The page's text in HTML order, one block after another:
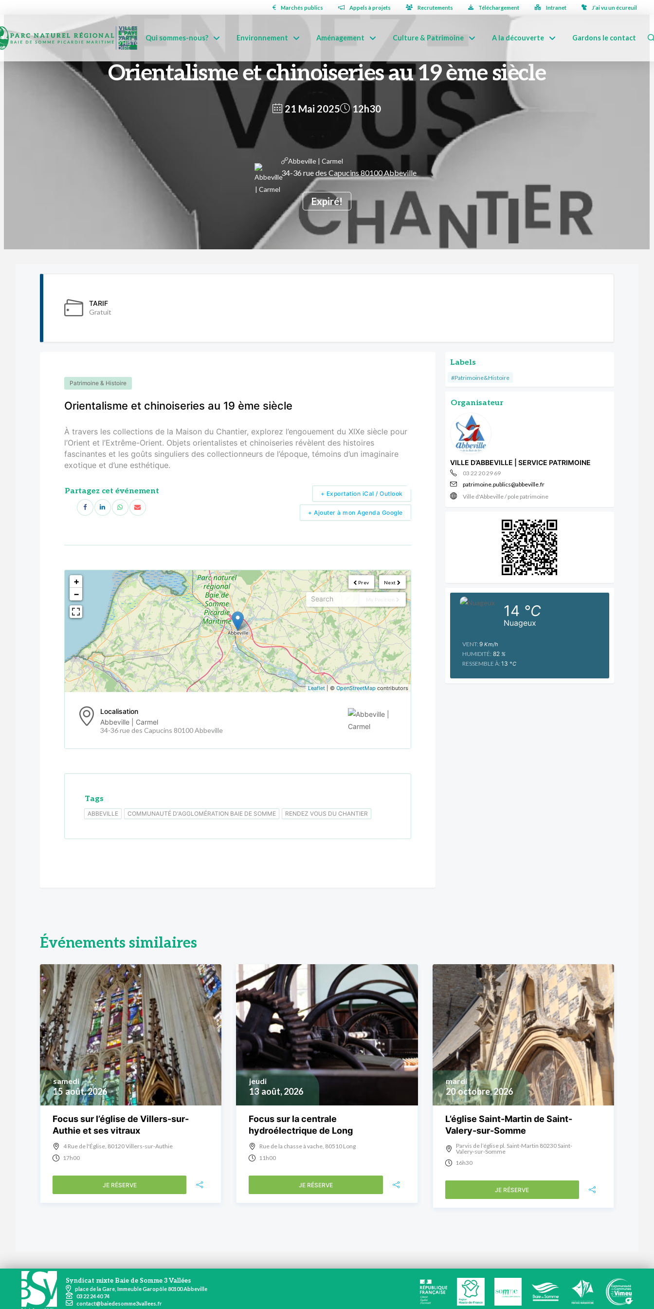
Marchés publics Appels à projets Recrutements Téléchargement Intranet J’ai vu un écureuil
Qui sommes-nous? Environnement Aménagement Culture & Patrimoine A la découverte Gardons le contact
Orientalisme et chinoiseries au 19 ème siècle
21 Mai 2025
Expiré!
12h30
Abbeville | Carmel
34-36 rue des Capucins 80100 Abbeville
TARIF
Gratuit
Patrimoine & Histoire
Orientalisme et chinoiseries au 19 ème siècle
À travers les collections de la Maison du Chantier, explorez l’engouement du XIXe siècle pour
l’Orient et l’Extrême-Orient. Objets orientalistes et chinoiseries révèlent des histoires
fascinantes et les goûts singuliers des collectionneurs de l’époque, témoins d’un imaginaire
exotique et d’une esthétique.
Partagez cet événement
+ Ajouter à mon Agenda Google
+ Exportation iCal / Outlook
Next
Prev
My Position
<!---->
+
−
Leaflet| © OpenStreetMapcontributors
Localisation
Abbeville | Carmel
34-36 rue des Capucins 80100 Abbeville
Tags
ABBEVILLE COMMUNAUTÉ D'AGGLOMÉRATION BAIE DE SOMME RENDEZ VOUS DU CHANTIER
Labels
#Patrimoine&Histoire
Organisateur
VILLE D’ABBEVILLE | SERVICE PATRIMOINE
03 22 20 29 69
patrimoine.publics@abbeville.fr
Ville d'Abbeville / pole patrimoine
Nuageux
14 °C
VENT: 9Km/h
HUMIDITÉ: 82%
RESSEMBLE À: 13 °C
Événements similaires
15 août, 2026
samedi
Focus sur l’église de Villers-sur-
Authie et ses vitraux
4 Rue de l'Église, 80120 Villers-sur-Authie
17h00
JE RÉSERVE
13 août, 2026
jeudi
Focus sur la centrale
hydroélectrique de Long
Rue de la chasse à vache, 80510 Long
11h00
JE RÉSERVE
20 octobre, 2026
mardi
L’église Saint-Martin de Saint-
Valery-sur-Somme
Parvis de l’église pl. Saint-Martin 80230 Saint-
Valery-sur-Somme
16h30
JE RÉSERVE
Syndicat mixte Baie de Somme 3 Vallées
place de la Gare, Immeuble Garopôle 80100 Abbeville
03 22 24 40 74
contact@baiedesomme3vallees.fr